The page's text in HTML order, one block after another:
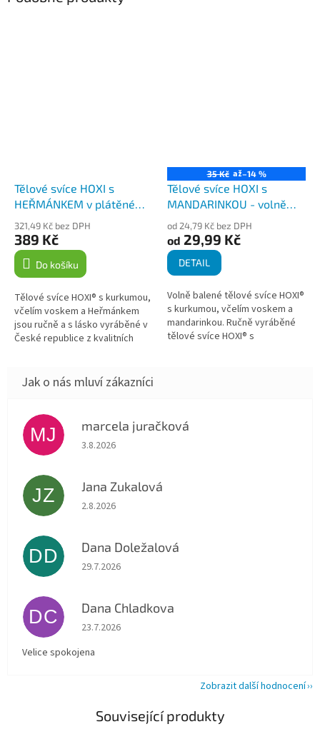
Tělové svíce HOXI s
HEŘMÁNKEM v plátěném
pytlíku 10ks
321,49 Kč bez DPH
389 Kč
Do košíku
Tělové svíce HOXI® s kurkumou,
včelím voskem a Heřmánkem
jsou ručně a s lásko vyráběné v
České republice z kvalitních
35 Kč až–14 %
Tělové svíce HOXI s
MANDARINKOU - volně
balené
od 24,79 Kč bez DPH
od 29,99 Kč
DETAIL
Volně balené tělové svíce HOXI®
s kurkumou, včelím voskem a
mandarinkou. Ručně vyráběné
tělové svíce HOXI® s
MJ marcela juračková
Hodnocení obchodu je 5 z 5 hvězdiček.
3.8.2026
JZ Jana Zukalová
Hodnocení obchodu je 5 z 5 hvězdiček.
2.8.2026
DD Dana Doležalová
Hodnocení obchodu je 5 z 5 hvězdiček.
29.7.2026
DC Dana Chladkova
Hodnocení obchodu je 5 z 5 hvězdiček.
23.7.2026
Velice spokojena
Zobrazit další hodnocení
Související produkty